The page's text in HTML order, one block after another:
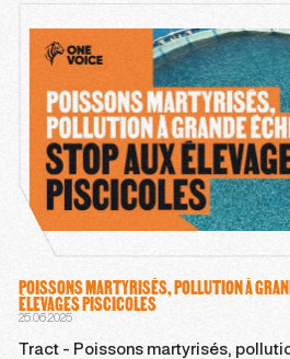
POISSONS MARTYRISÉS, POLLUTION À
ÉLEVAGES PISCICOLES
25.06.2025
Tract - Poissons martyrisés,